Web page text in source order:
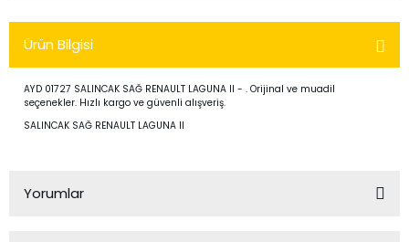
Ürün Bilgisi
AYD 01727 SALINCAK SAĞ RENAULT LAGUNA II - . Orijinal ve muadil
seçenekler. Hızlı kargo ve güvenli alışveriş.
SALINCAK SAĞ RENAULT LAGUNA II
Yorumlar